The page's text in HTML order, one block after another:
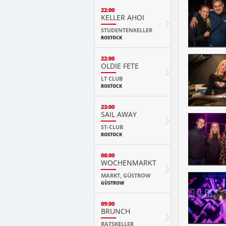
22:00
KELLER AHOI
STUDENTENKELLER
ROSTOCK
22:00
OLDIE FETE
LT CLUB
ROSTOCK
23:00
SAIL AWAY
ST-CLUB
ROSTOCK
08:00
WOCHENMARKT
MARKT, GÜSTROW
GÜSTROW
09:00
BRUNCH
RATSKELLER